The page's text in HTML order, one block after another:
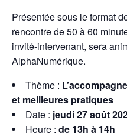
Présentée sous le format
rencontre de 50 à 60
invité-intervenant, sera
AlphaNumérique.
Thème :
et meilleures pratiques
Date : jeudi 27 août
Heure : de 13h à 14h